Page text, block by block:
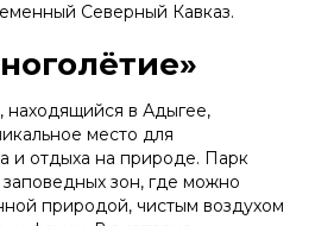
Северный Кавказ.
находящийся в Адыгее,
место для
и отдыха на природе. Парк
зон, где можно
природой, чистым воздухом